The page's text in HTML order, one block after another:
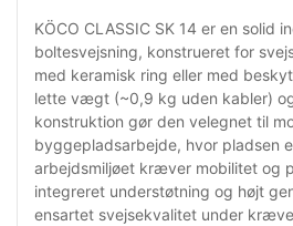
KÖCO CLASSIC SK 14 er en solid
boltesvejsning, konstrueret for
med keramisk ring eller med
lette vægt (~0,9 kg uden kabler)
konstruktion gør den velegnet til
byggeplads­arbejde, hvor pladsen
arbejdsmiljøet kræver mobilitet og
integreret understøtning og højt
ensartet svejsekvalitet under